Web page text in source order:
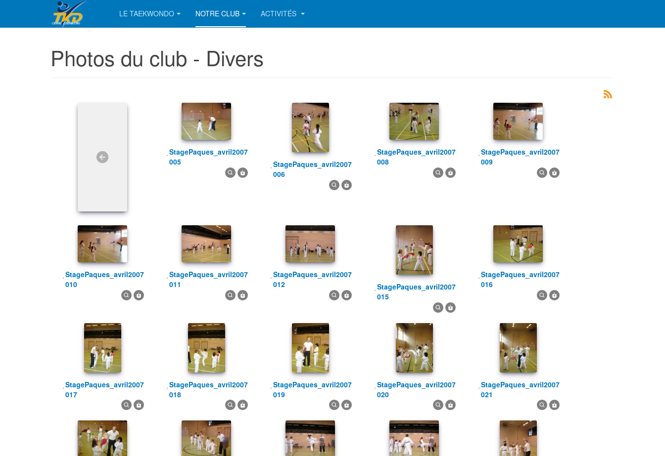
LE TAEKWONDO NOTRE CLUB ACTIVITÉS
Photos du club - Divers
StagePaques_avril2007
005
StagePaques_avril2007
006
StagePaques_avril2007
008
StagePaques_avril2007
009
StagePaques_avril2007
010
StagePaques_avril2007
011
StagePaques_avril2007
012
StagePaques_avril2007
015
StagePaques_avril2007
016
StagePaques_avril2007
017
StagePaques_avril2007
018
StagePaques_avril2007
019
StagePaques_avril2007
020
StagePaques_avril2007
021